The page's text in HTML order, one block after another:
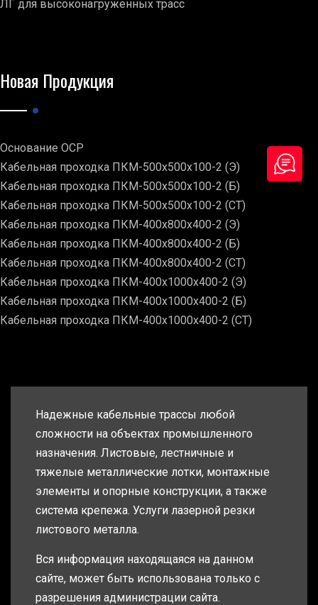
ЛГ для высоконагруженных трасс
Новая Продукция
Основание ОСР
Кабельная проходка ПКМ-500х500х100-2 (Э)
Кабельная проходка ПКМ-500х500х100-2 (Б)
Кабельная проходка ПКМ-500х500х100-2 (СТ)
Кабельная проходка ПКМ-400х800х400-2 (Э)
Кабельная проходка ПКМ-400х800х400-2 (Б)
Кабельная проходка ПКМ-400х800х400-2 (СТ)
Кабельная проходка ПКМ-400х1000х400-2 (Э)
Кабельная проходка ПКМ-400х1000х400-2 (Б)
Кабельная проходка ПКМ-400х1000х400-2 (СТ)
Надежные кабельные трассы любой
сложности на объектах промышленного
назначения. Листовые, лестничные и
тяжелые металлические лотки, монтажные
элементы и опорные конструкции, а также
система крепежа. Услуги лазерной резки
листового металла.
Вся информация находящаяся на данном
сайте, может быть использована только с
разрешения администрации сайта.